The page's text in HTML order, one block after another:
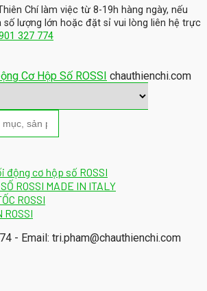
Chí làm việc từ 8-19h hàng ngày, nếu
số lượng lớn hoặc đặt sỉ vui lòng liên hệ trực
327 774
Cơ Hộp Số ROSSI chauthienchi.com
động cơ hộp số ROSSI
ROSSI MADE IN ITALY
ROSSI
ROSSI
- Email: tri.pham@chauthienchi.com